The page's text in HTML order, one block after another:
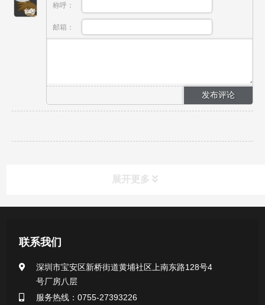
称呼：
邮箱：
展开更多
一次性使用采样器系列
联系我们
深圳市宝安区新桥街道黄埔社区上南东路128号4
号厂房八层
服务热线：0755-27393226